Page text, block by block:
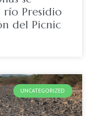
río Presidio
del Picnic
UNCATEGORIZED